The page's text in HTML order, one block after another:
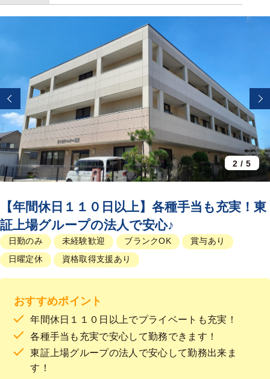
日勤のみ 未経験歓迎 ブランクOK
賞与あり
日曜定休
資格取得支援あり
【年間休日１１０日以上】各種手当も充実！東
証上場グループの法人で安心♪
3 / 5
おすすめポイント
年間休日１１０日以上でプライベートも充実！
各種手当も充実で安心して勤務できます！
東証上場グループの法人で安心して勤務出来ま
す！